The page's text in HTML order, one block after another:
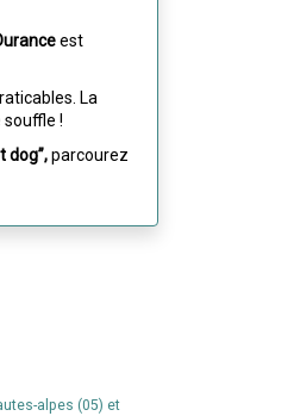
est
La
!
dog”,parcourez
alpes (05) et